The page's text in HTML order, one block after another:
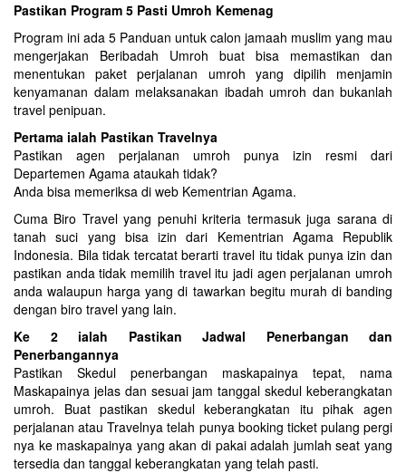
Pastikan Program 5 Pasti Umroh Kemenag
Program ini ada 5 Panduan untuk calon jamaah muslim yang mau
mengerjakan Beribadah Umroh buat bisa memastikan dan
menentukan paket perjalanan umroh yang dipilih menjamin
kenyamanan dalam melaksanakan ibadah umroh dan bukanlah
travel penipuan.
Pertama ialah Pastikan Travelnya
Pastikan agen perjalanan umroh punya izin resmi dari
Departemen Agama ataukah tidak?
Anda bisa memeriksa di web Kementrian Agama.
Cuma Biro Travel yang penuhi kriteria termasuk juga sarana di
tanah suci yang bisa izin dari Kementrian Agama Republik
Indonesia. Bila tidak tercatat berarti travel itu tidak punya izin dan
pastikan anda tidak memilih travel itu jadi agen perjalanan umroh
anda walaupun harga yang di tawarkan begitu murah di banding
dengan biro travel yang lain.
Ke 2 ialah Pastikan Jadwal Penerbangan dan
Penerbangannya
Pastikan Skedul penerbangan maskapainya tepat, nama
Maskapainya jelas dan sesuai jam tanggal skedul keberangkatan
umroh. Buat pastikan skedul keberangkatan itu pihak agen
perjalanan atau Travelnya telah punya booking ticket pulang pergi
nya ke maskapainya yang akan di pakai adalah jumlah seat yang
tersedia dan tanggal keberangkatan yang telah pasti.